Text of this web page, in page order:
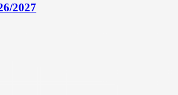
2027